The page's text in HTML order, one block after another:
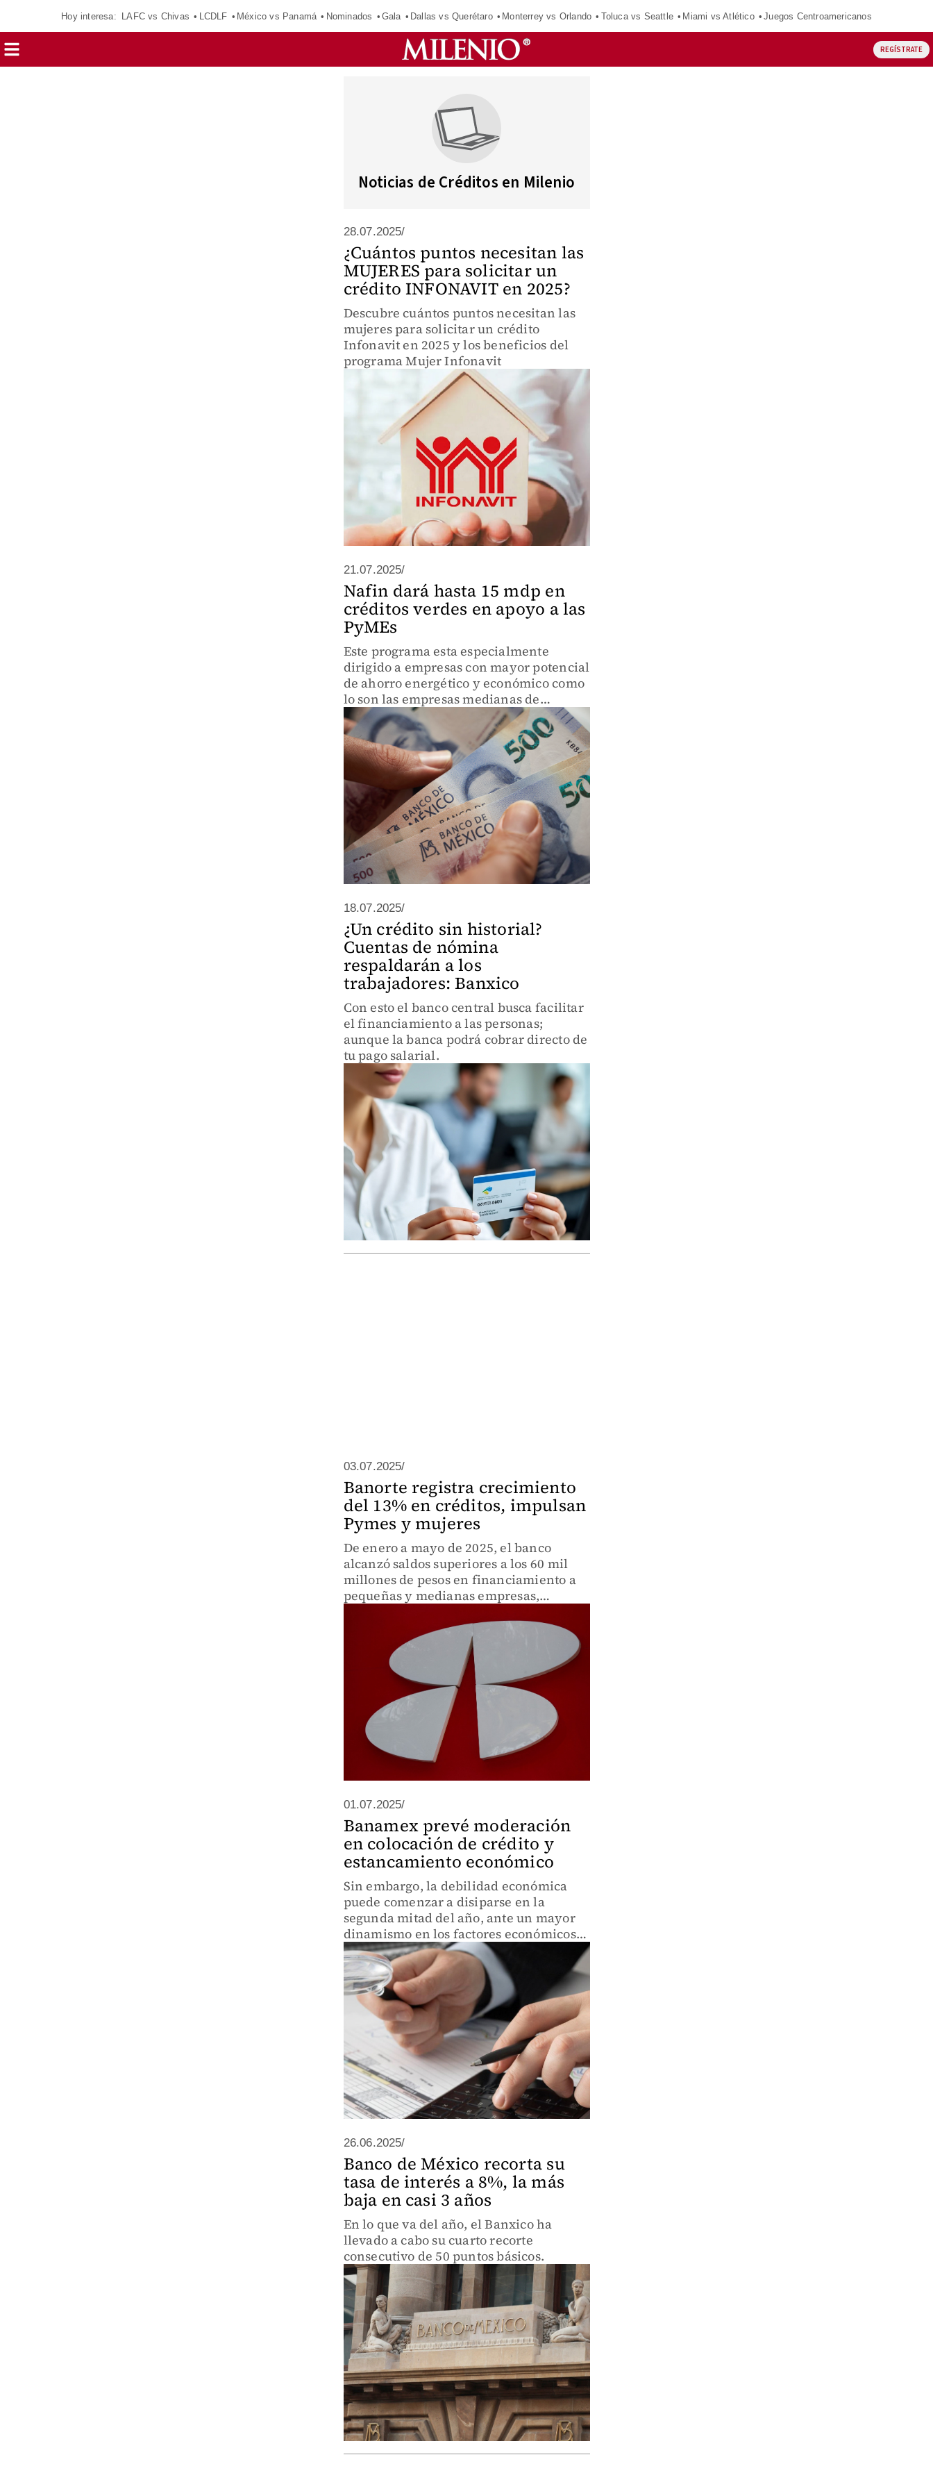
Hoy interesa: LAFC vs Chivas LCDLF México vs Panamá Nominados Gala Dallas vs Querétaro Monterrey vs Orlando Toluca vs Seattle Miami vs Atlético Juegos Centroamericanos
REGÍSTRATE
Noticias de Créditos en Milenio
28.07.2025/
¿Cuántos puntos necesitan las
MUJERES para solicitar un
crédito INFONAVIT en 2025?
Descubre cuántos puntos necesitan las
mujeres para solicitar un crédito
Infonavit en 2025 y los beneficios del
programa Mujer Infonavit
21.07.2025/
Nafin dará hasta 15 mdp en
créditos verdes en apoyo a las
PyMEs
Este programa esta especialmente
dirigido a empresas con mayor potencial
de ahorro energético y económico como
lo son las empresas medianas de
manufactura, textil, hotelería, alimentos
y bebidas, así como proveedores de la
industria automotriz
18.07.2025/
¿Un crédito sin historial?
Cuentas de nómina
respaldarán a los
trabajadores: Banxico
Con esto el banco central busca facilitar
el financiamiento a las personas;
aunque la banca podrá cobrar directo de
tu pago salarial.
03.07.2025/
Banorte registra crecimiento
del 13% en créditos, impulsan
Pymes y mujeres
De enero a mayo de 2025, el banco
alcanzó saldos superiores a los 60 mil
millones de pesos en financiamiento a
pequeñas y medianas empresas,
01.07.2025/
Banamex prevé moderación
en colocación de crédito y
estancamiento económico
Sin embargo, la debilidad económica
puede comenzar a disiparse en la
segunda mitad del año, ante un mayor
dinamismo en los factores económicos
de México, según experto.
26.06.2025/
Banco de México recorta su
tasa de interés a 8%, la más
baja en casi 3 años
En lo que va del año, el Banxico ha
llevado a cabo su cuarto recorte
consecutivo de 50 puntos básicos.